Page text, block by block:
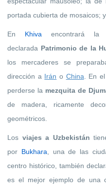
portada cubierta de mosaicos;
En Khiva encontrará la
declarada Patrimonio de la
los mercaderes se
dirección a Irán o China . En
perderse la mezquita de
de madera, ricamente
geométricos.
Los viajes a Uzbekistán
por Bukhara , una de las
centro histórico, también
es el mejor ejemplo de una